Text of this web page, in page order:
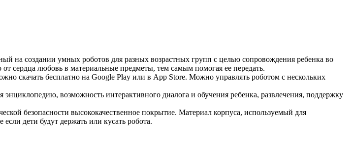
на создании умных роботов для разных возрастных групп с целью сопровождения ребенка во
сердца любовь в материальные предметы, тем самым помогая ее передать.
скачать бесплатно на Google Play или в App Store. Можно управлять роботом с нескольких
возможность интерактивного диалога и обучения ребенка, развлечения, поддержку
безопасности высококачественное покрытие. Материал корпуса, используемый для
дети будут держать или кусать робота.